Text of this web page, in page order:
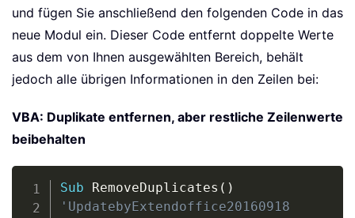
und fügen Sie anschließend den folgenden Code in das
neue Modul ein. Dieser Code entfernt doppelte Werte
aus dem von Ihnen ausgewählten Bereich, behält
jedoch alle übrigen Informationen in den Zeilen bei:
VBA: Duplikate entfernen, aber restliche Zeilenwerte
beibehalten
Sub RemoveDuplicates ( )
'UpdatebyExtendoffice20160918